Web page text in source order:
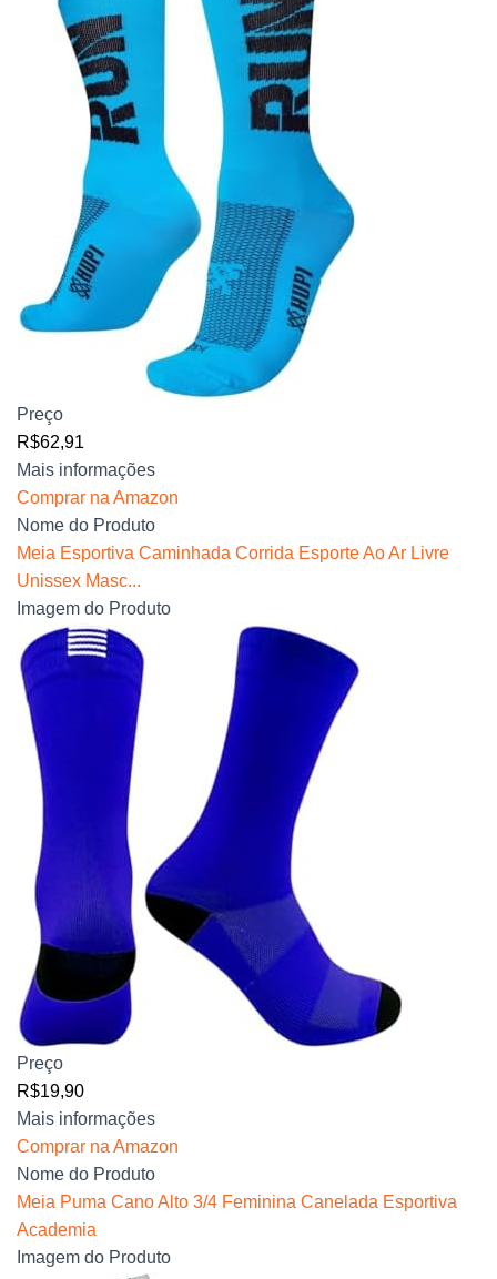
Preço
R$62,91
Mais informações
Comprar na Amazon
Nome do Produto
Meia Esportiva Caminhada Corrida Esporte Ao Ar Livre
Unissex Masc...
Imagem do Produto
Preço
R$19,90
Mais informações
Comprar na Amazon
Nome do Produto
Meia Puma Cano Alto 3/4 Feminina Canelada Esportiva
Academia
Imagem do Produto